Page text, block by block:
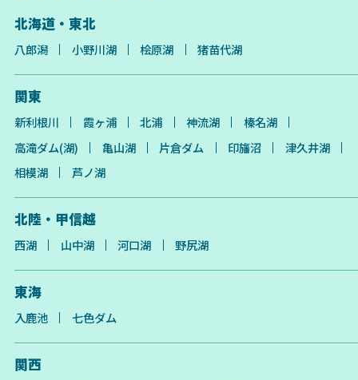
北海道・東北
八郎潟 小野川湖 桧原湖 猪苗代湖
関東
新利根川 霞ヶ浦 北浦 神流湖
榛名湖
高滝ダム(湖)
亀山湖 片倉ダム 印旛沼
津久井湖
相模湖
芦ノ湖
北陸・甲信越
西湖 山中湖 河口湖 野尻湖
東海
入鹿池 七色ダム
関西